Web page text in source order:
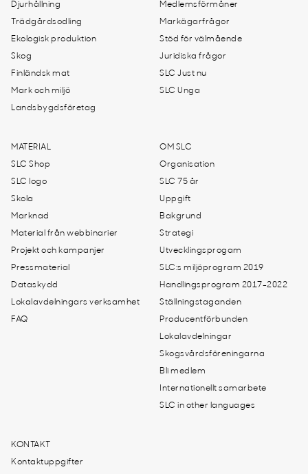
Djurhållning
Trädgårdsodling
Ekologisk produktion
Skog
Finländsk mat
Mark och miljö
Landsbygdsföretag
Medlemsförmåner
Markägarfrågor
Stöd för välmående
Juridiska frågor
SLC Just nu
SLC Unga
MATERIAL
SLC Shop
SLC logo
Skola
Marknad
Material från webbinarier
Projekt och kampanjer
Pressmaterial
Dataskydd
Lokalavdelningars verksamhet
FAQ
OM SLC
Organisation
SLC 75 år
Uppgift
Bakgrund
Strategi
Utvecklingsprogam
SLC:s miljöprogram 2019
Handlingsprogram 2017-2022
Ställningstaganden
Producentförbunden
Lokalavdelningar
Skogsvårdsföreningarna
Bli medlem
Internationellt samarbete
SLC in other languages
KONTAKT
Kontaktuppgifter